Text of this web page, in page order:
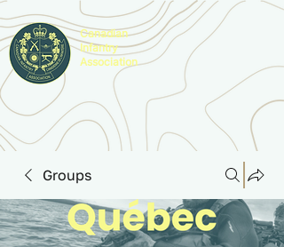
Canadian
Infantry
Association
Groups